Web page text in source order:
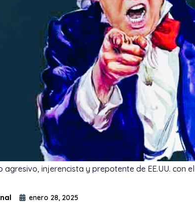
agresivo, injerencista y prepotente de EE.UU. con
enero 28, 2025